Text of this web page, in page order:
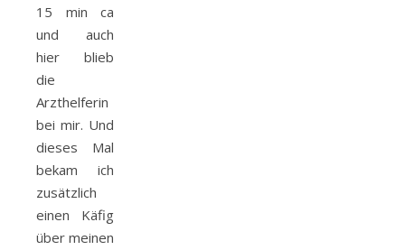
15 min ca
und auch
hier blieb
die
Arzthelferin
bei mir. Und
dieses Mal
bekam ich
zusätzlich
einen Käfig
über meinen